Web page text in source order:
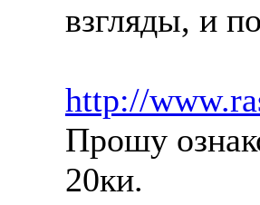
взгляды, и
http://
Прошу
20ки.